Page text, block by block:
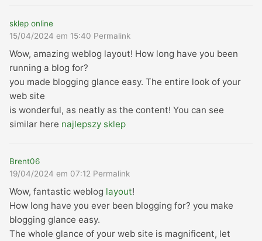
sklep online
15/04/2024 em 15:40 Permalink
Wow, amazing weblog layout! How long have you been
running a blog for?
you made blogging glance easy. The entire look of your
web site
is wonderful, as neatly as the content! You can see
similar here najlepszy sklep
Brent06
19/04/2024 em 07:12 Permalink
Wow, fantastic weblog layout!
How long have you ever been blogging for? you make
blogging glance easy.
The whole glance of your web site is magnificent, let